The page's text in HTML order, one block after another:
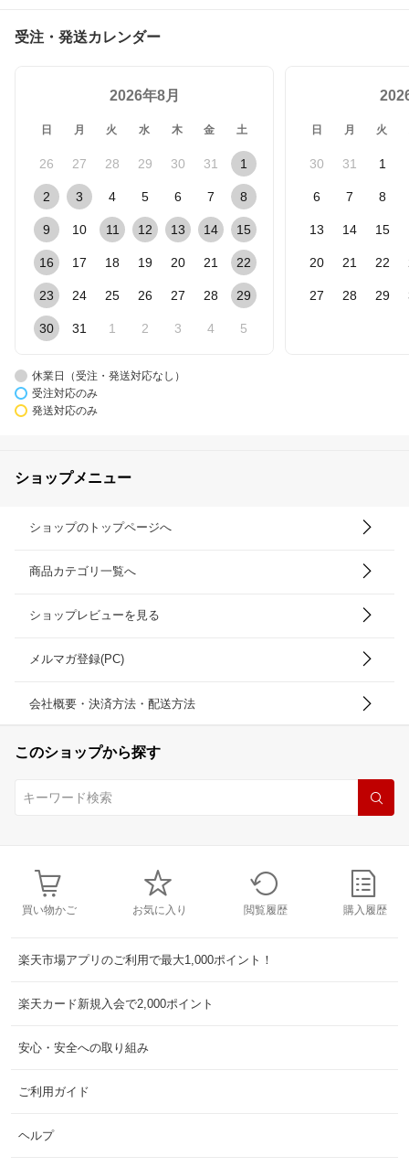
受注・発送カレンダー
2026年8月
日 月 火 水 木 金 土
26 27 28 29 30 31 1
2 3 4 5 6 7 8
9 10 11 12 13 14 15
16 17 18 19 20 21 22
23 24 25 26 27 28 29
30 31 1 2 3 4 5
日 月 火
30 31 1
6 7 8
13 14 15
20 21 22
27 28 29
休業日（受注・発送対応なし）
受注対応のみ
発送対応のみ
ショップメニュー
ショップのトップページへ
商品カテゴリ一覧へ
ショップレビューを見る
メルマガ登録(PC)
会社概要・決済方法・配送方法
このショップから探す
買い物かご お気に入り 閲覧履歴 購入履歴
楽天市場アプリのご利用で最大1,000ポイント！
楽天カード新規入会で2,000ポイント
安心・安全への取り組み
ご利用ガイド
ヘルプ